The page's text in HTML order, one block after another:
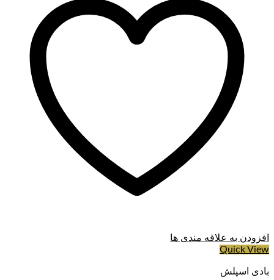
افزودن به علاقه مندی ها
Quick View
بادی اسپلش